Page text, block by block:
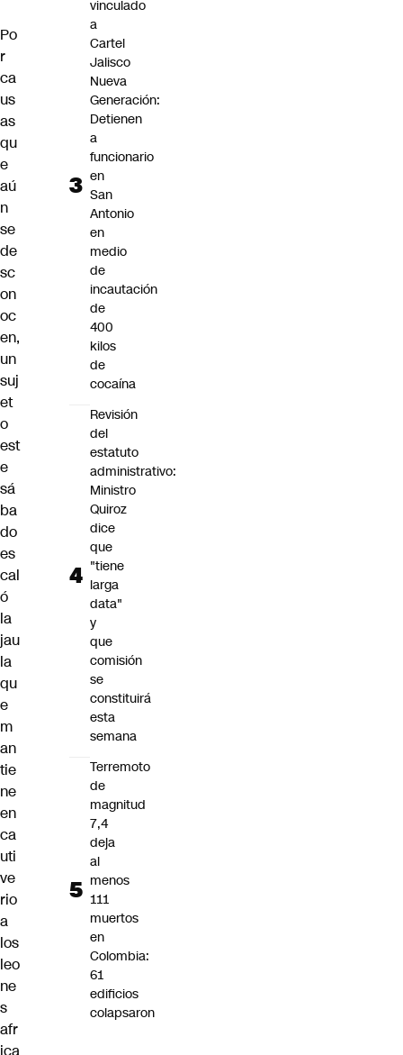
Po
r
ca
us
as
qu
e
aú
n
se
de
sc
on
oc
en,
un
suj
et
o
est
e
sá
ba
do
es
cal
ó
la
jau
la
qu
e
m
an
tie
ne
en
ca
uti
ve
rio
a
los
leo
ne
s
afr
ica
vinculado
a
Cartel
Jalisco
Nueva
Generación:
Detienen
a
funcionario
en
San
Antonio
en
medio
de
incautación
de
400
kilos
de
cocaína
Revisión
del
estatuto
administrativo:
Ministro
Quiroz
dice
que
"tiene
larga
data"
y
que
comisión
se
constituirá
esta
semana
Terremoto
de
magnitud
7,4
deja
al
menos
111
muertos
en
Colombia:
61
edificios
colapsaron